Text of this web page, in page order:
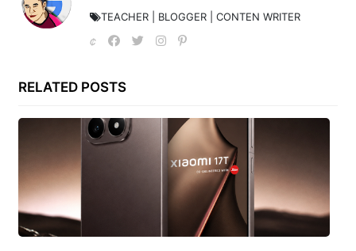
TEACHER | BLOGGER | CONTEN WRITER
RELATED POSTS